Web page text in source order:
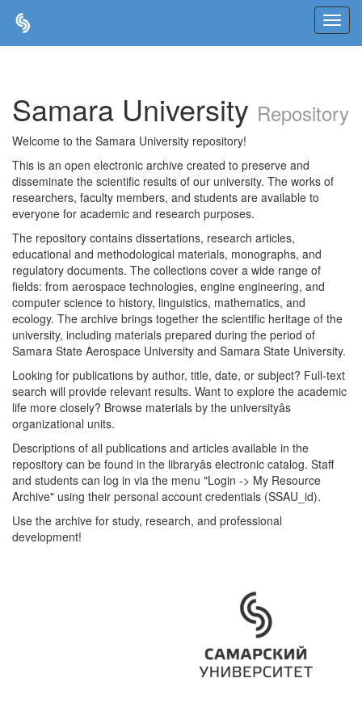
Samara University Repository
Welcome to the Samara University repository!
This is an open electronic archive created to preserve and
disseminate the scientific results of our university. The works of
researchers, faculty members, and students are available to
everyone for academic and research purposes.
The repository contains dissertations, research articles,
educational and methodological materials, monographs, and
regulatory documents. The collections cover a wide range of
fields: from aerospace technologies, engine engineering, and
computer science to history, linguistics, mathematics, and
ecology. The archive brings together the scientific heritage of the
university, including materials prepared during the period of
Samara State Aerospace University and Samara State University.
Looking for publications by author, title, date, or subject? Full-text
search will provide relevant results. Want to explore the academic
life more closely? Browse materials by the universityâs
organizational units.
Descriptions of all publications and articles available in the
repository can be found in the libraryâs electronic catalog. Staff
and students can log in via the menu "Login -> My Resource
Archive" using their personal account credentials (SSAU_id).
Use the archive for study, research, and professional
development!